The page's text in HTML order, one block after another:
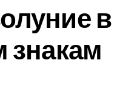
в
знакам